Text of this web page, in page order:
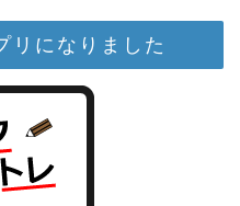
になりました